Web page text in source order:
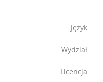
Język
Wydział
Licencja